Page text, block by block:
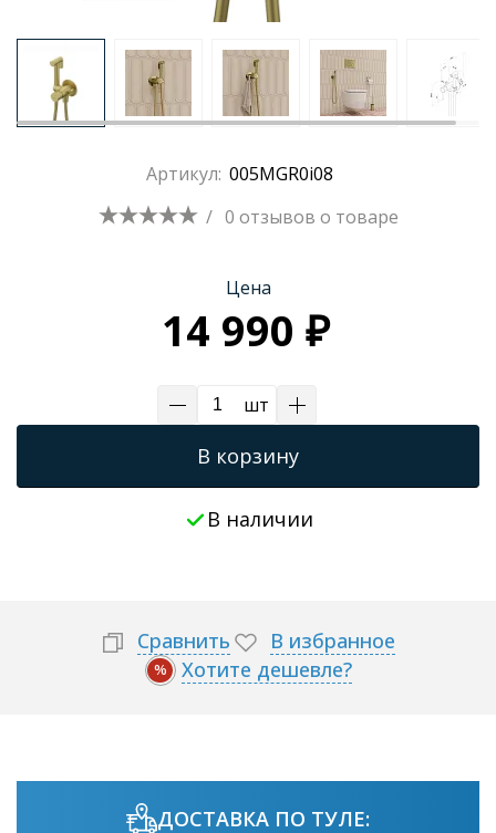
Артикул: 005MGR0i08
/ 0 отзывов о товаре
Цена
14 990 ₽
шт
В корзину
В наличии
Сравнить В избранное
% Хотите дешевле?
ДОСТАВКА ПО ТУЛЕ: